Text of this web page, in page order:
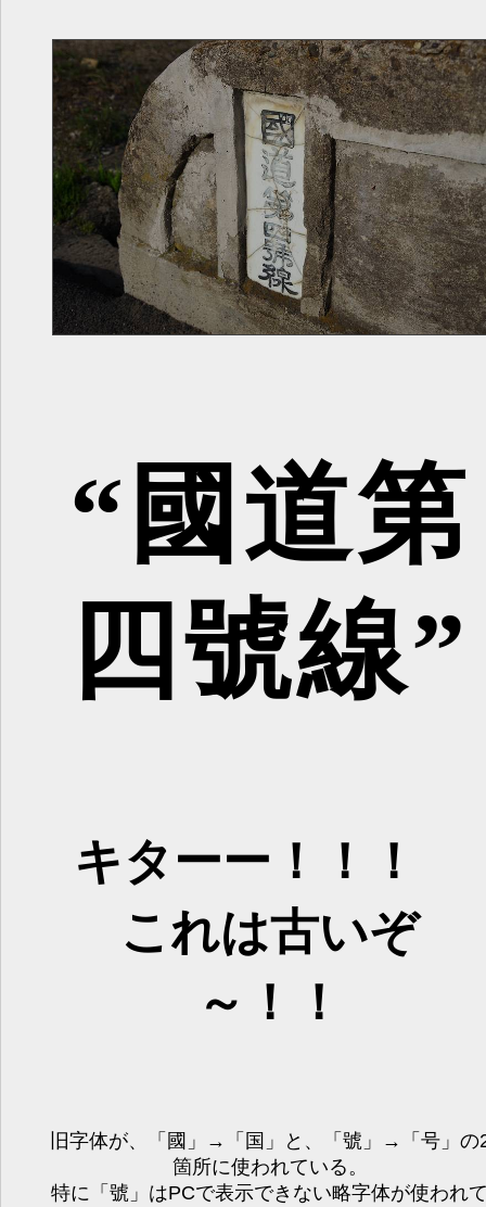
“國道第
四號線”
キターー！！！
これは古いぞ
～！！
旧字体が、「國」→「国」と、「號」→「号」の
箇所に使われている。
特に「號」はPCで表示できない略字体が使われ